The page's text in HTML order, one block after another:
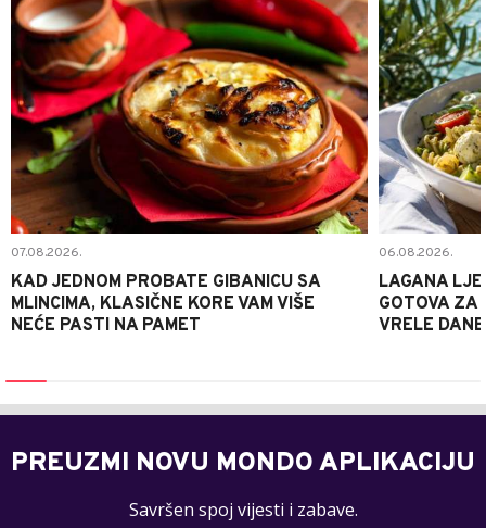
07.08.2026.
KAD JEDNOM PROBATE GIBANICU SA
MLINCIMA, KLASIČNE KORE VAM VIŠE
NEĆE PASTI NA PAMET
06.08.2026.
LAGANA
GOTOVA ZA
VRELE DANE
PREUZMI NOVU MONDO APLIKACIJU
Savršen spoj vijesti i zabave.